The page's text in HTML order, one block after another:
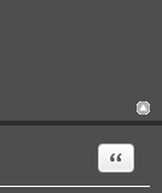
Quote